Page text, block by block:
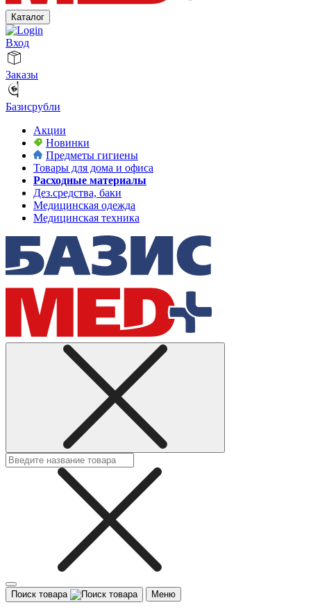
Каталог
Вход
Заказы
Базисрубли
Акции
Новинки
Предметы гигиены
Товары для дома и офиса
Расходные материалы
Дез.средства, баки
Медицинская одежда
Медицинская техника
Поиск товара Меню